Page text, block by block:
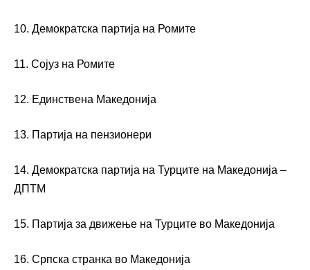
10. Демократска партија на Ромите
11. Сојуз на Ромите
12. Единствена Македонија
13. Партија на пензионери
14. Демократска партија на Турците на Македонија –
ДПТМ
15. Партија за движење на Турците во Македонија
16. Српска странка во Македонија